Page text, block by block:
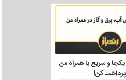
و سریع با همراه من
پرداخت کن!